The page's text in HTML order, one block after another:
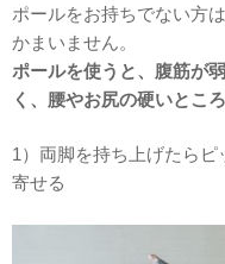
ポールをお持ちでない方
かまいません。
ポールを使うと、腹筋が
く、腰やお尻の硬いとこ
1）両脚を持ち上げたら
寄せる